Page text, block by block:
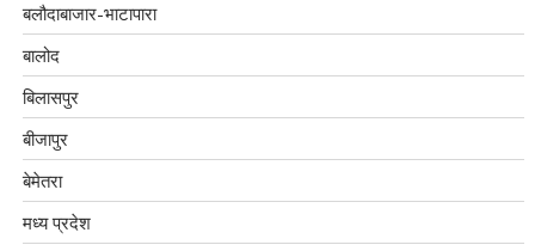
बलौदाबाजार-भाटापारा
बालोद
बिलासपुर
बीजापुर
बेमेतरा
मध्य प्रदेश